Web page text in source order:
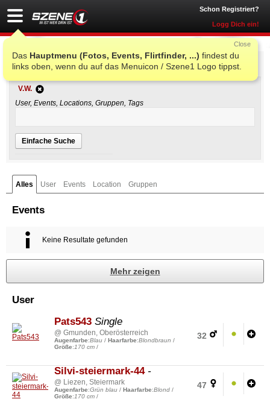
Schon Registriert?
Logg Dich ein!
Das Hauptmenu (Fotos, Events, Flirtfinder, ...) findest du
links oben, wenn du auf das Menuicon / Szene1 Logo tippst.
Close
Einfache Suche
V.W.
User, Events, Locations, Gruppen, Tags
Einfache Suche
Alles User Events Location Gruppen
Events
Keine Resultate gefunden
Mehr zeigen
User
32
Pats543 Single
@ Gmunden, Oberösterreich
Augenfarbe:Blau / Haarfarbe:Blondbraun /
Größe:170 cm /
47
Silvi-steiermark-44 -
@ Liezen, Steiermark
Augenfarbe:Grün blau / Haarfarbe:Blond /
Größe:170 cm /